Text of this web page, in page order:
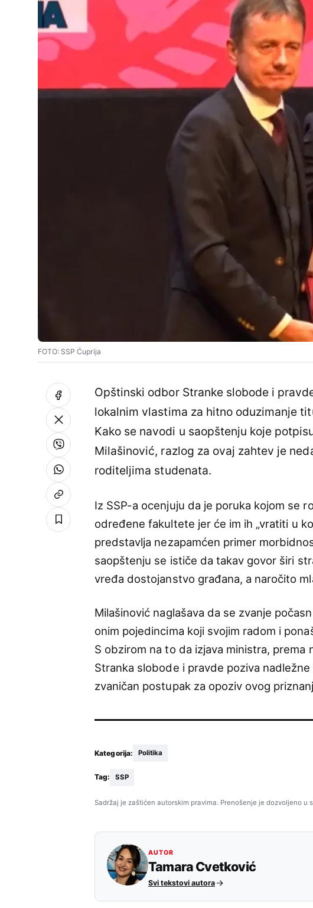
FOTO: SSP Ćuprija
Opštinski odbor Stranke slobode i
lokalnim vlastima za hitno oduzimanje
Kako se navodi u saopštenju koje
Milašinović, razlog za ovaj zahtev je
roditeljima studenata.
Iz SSP-a ocenjuju da je poruka kojom se
određene fakultete jer će im ih „vratiti u
predstavlja nezapamćen primer
saopštenju se ističe da takav govor širi
vređa dostojanstvo građana, a naročito
Milašinović naglašava da se zvanje
onim pojedincima koji svojim radom i
S obzirom na to da izjava ministra,
Stranka slobode i pravde poziva
zvaničan postupak za opoziv ovog
Kategorija: Politika
Tag: SSP
Sadržaj je zaštićen autorskim pravima. Prenošenje je dozvoljeno u
AUTOR
Tamara Cvetković
Svi tekstovi autora